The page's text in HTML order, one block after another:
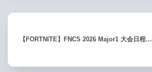
【FORTNITE】FNCS 2026 Major1 大会日程…